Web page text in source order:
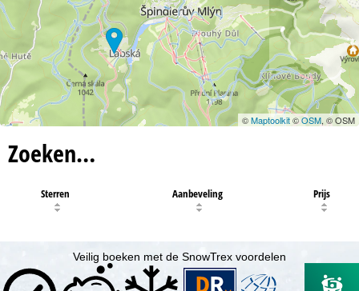
©Maptoolkit©OSM, © OSM
Zoeken…
Sterren Aanbeveling Prijs
Veilig boeken met de SnowTrex voordelen